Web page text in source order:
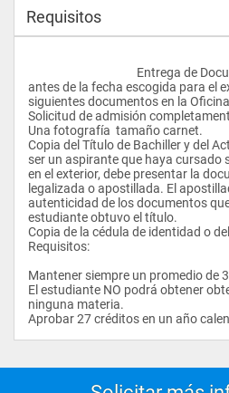
Colegio Académico y
Al principio del segundo año debes
especialización) con tu tutor
Puedes cambiar tu colegio o
Registrador. Recuerda que un
puede representar un mayor
carreras, un costo adicional.
Doble Especialización: Puedes
hasta dos carreras. Para esto
de los decanos respectivos,
tu doble especialización antes de
en la Oficina de Registro, G104).
Subespecializaciones (Minors):
subespecializaciones, completando
cada una, según los requisitos
Objetivos
Dado que en todo trabajo existe el
estudiante de Sicología de la USFQ
comportamiento humano desde
Requisitos
antes de la fecha escogida para el
siguientes documentos en la
Solicitud de admisión
Una fotografía  tamaño carnet.
Copia del Título de Bachiller y del
ser un aspirante que haya cursado
en el exterior, debe presentar la
legalizada o apostillada. El
autenticidad de los documentos
estudiante obtuvo el título.
Copia de la cédula de identidad o
Requisitos:
Mantener siempre un promedio de
El estudiante NO podrá obtener
ninguna materia.
Aprobar 27 créditos en un año